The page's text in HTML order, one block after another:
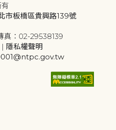
市板橋區貴興路139號
真：02-29538139
| 隱私權聲明